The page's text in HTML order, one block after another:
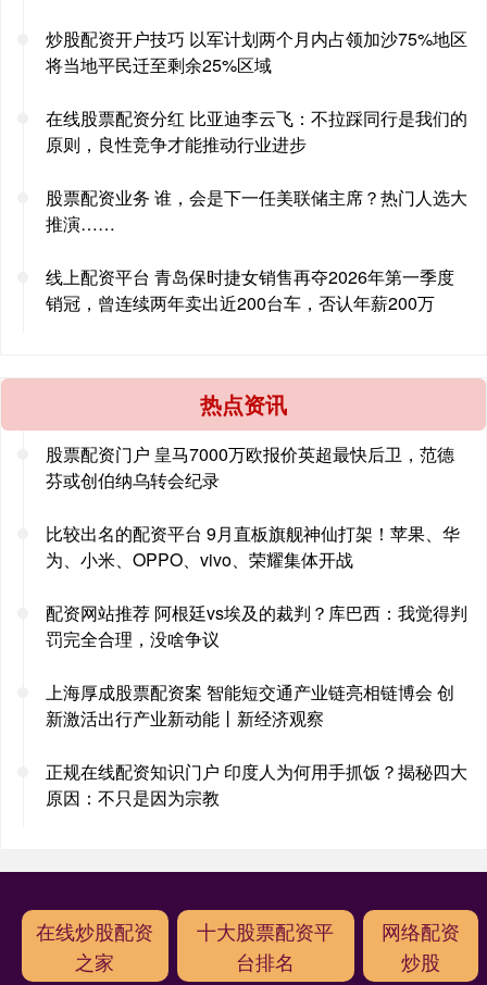
炒股配资开户技巧 以军计划两个月内占领加沙75%地区
将当地平民迁至剩余25%区域
在线股票配资分红 比亚迪李云飞：不拉踩同行是我们的
原则，良性竞争才能推动行业进步
股票配资业务 谁，会是下一任美联储主席？热门人选大
推演……
线上配资平台 青岛保时捷女销售再夺2026年第一季度
销冠，曾连续两年卖出近200台车，否认年薪200万
热点资讯
股票配资门户 皇马7000万欧报价英超最快后卫，范德
芬或创伯纳乌转会纪录
比较出名的配资平台 9月直板旗舰神仙打架！苹果、华
为、小米、OPPO、vivo、荣耀集体开战
配资网站推荐 阿根廷vs埃及的裁判？库巴西：我觉得判
罚完全合理，没啥争议
上海厚成股票配资案 智能短交通产业链亮相链博会 创
新激活出行产业新动能丨新经济观察
正规在线配资知识门户 印度人为何用手抓饭？揭秘四大
原因：不只是因为宗教
在线炒股配资
之家
十大股票配资平
台排名
网络配资
炒股